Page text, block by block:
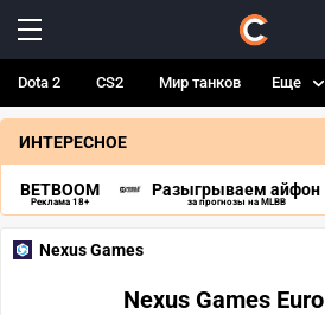
Dota 2 CS2 Мир танков Еще
ИНТЕРЕСНОЕ
BETBOOM
Реклама 18+
Разыгрываем айфон
за прогнозы на MLBB
Nexus Games
Nexus Games